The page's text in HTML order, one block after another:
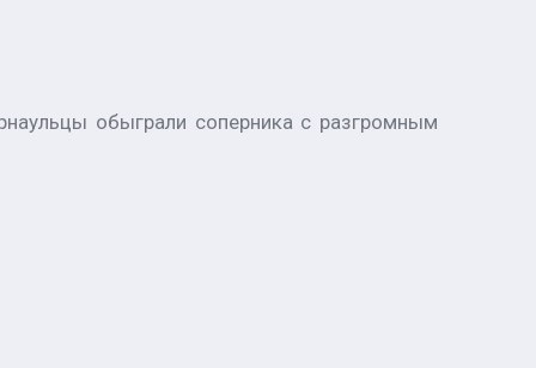
обыграли соперника с разгромным